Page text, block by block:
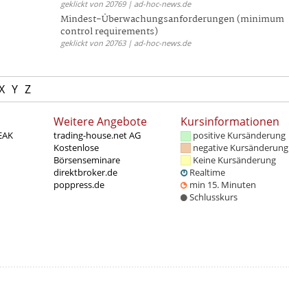
geklickt von 20769 | ad-hoc-news.de
Mindest-Überwachungsanforderungen (minimum
control requirements)
geklickt von 20763 | ad-hoc-news.de
Y Z
Weitere Angebote
trading-house.net AG
Kostenlose
Börsenseminare
direktbroker.de
poppress.de
Kursinformationen
positive Kursänderung
negative Kursänderung
Keine Kursänderung
Realtime
min 15. Minuten
Schlusskurs